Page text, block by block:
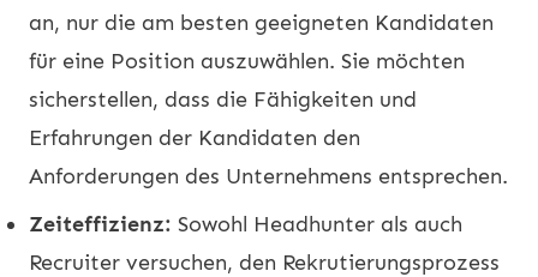
an, nur die am besten geeigneten Kandidaten
für eine Position auszuwählen. Sie möchten
sicherstellen, dass die Fähigkeiten und
Erfahrungen der Kandidaten den
Anforderungen des Unternehmens entsprechen.
Zeiteffizienz: Sowohl Headhunter als auch
Recruiter versuchen, den Rekrutierungsprozess